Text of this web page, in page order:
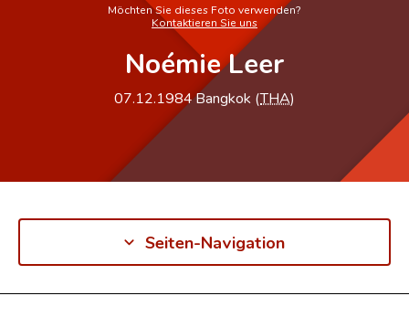
Möchten Sie dieses Foto verwenden?
Kontaktieren Sie uns
Noémie Leer
07.12.1984Bangkok (THA)
Seiten-Navigation